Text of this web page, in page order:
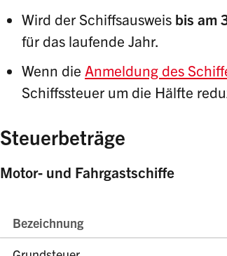
Wird der Schiffsausweis bis am
für das laufende Jahr.
Wenn die Anmeldung des
Schiffssteuer um die Hälfte
Steuerbeträge
Motor- und Fahrgastschiffe
Bezeichnung